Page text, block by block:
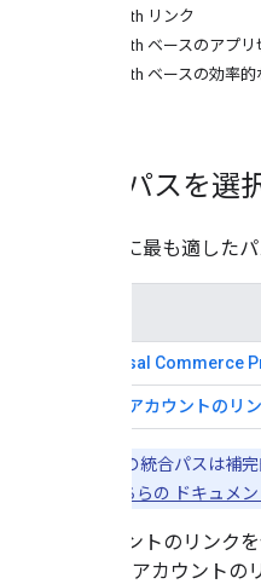
OAuth リンク
OAuth ベースのアプ
OAuth ベースの効率
統合パスを選
ニーズに最も適した
Universal Commerce
標準のアカウントのリ
これらの統合パスは補
細についてこちらの ドキュメ
アカウントのリンク
Google アカウント